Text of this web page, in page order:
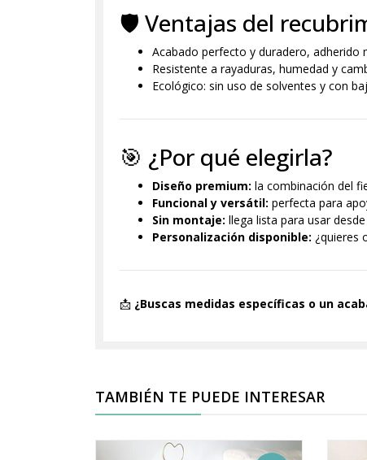
🛡 Ventajas del
Acabado perfecto y duradero, adherido
Resistente a rayaduras, humedad y
Ecológico: sin uso de solventes y con
🎯 ¿Por qué elegirla?
Diseño premium: la combinación del
Funcional y versátil: perfecta para
Sin montaje: llega lista para usar
Personalización disponible: ¿quieres
📩 ¿Buscas medidas específicas o un
TAMBIÉN TE PUEDE INTERESAR